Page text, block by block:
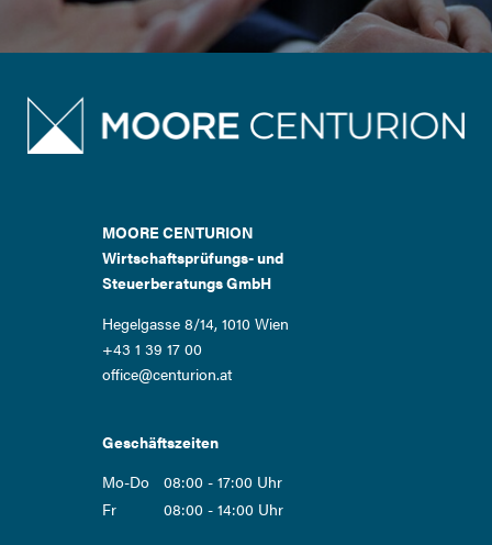
MOORE CENTURION
Wirtschaftsprüfungs- und
Steuerberatungs GmbH
Hegelgasse 8/14, 1010 Wien
+43 1 39 17 00
office@centurion.at
Geschäftszeiten
Mo-Do
08:00 - 17:00 Uhr
Fr
08:00 - 14:00 Uhr